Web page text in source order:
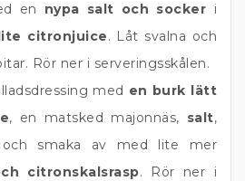
en nypa salt och socker i
citronjuice. Låt svalna och
Rör ner i serveringsskålen.
med en burk lätt
, en matsked majonnäs, salt,
och smaka av med lite mer
citronskalsrasp. Rör ner i